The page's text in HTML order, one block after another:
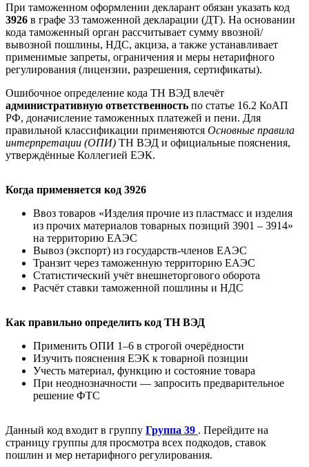
При таможенном оформлении декларант обязан указать код
3926 в графе 33 таможенной декларации (ДТ). На основании
кода таможенный орган рассчитывает сумму ввозной/
вывозной пошлины, НДС, акциза, а также устанавливает
применимые запреты, ограничения и меры нетарифного
регулирования (лицензии, разрешения, сертификаты).
Ошибочное определение кода ТН ВЭД влечёт
административную ответственность по статье 16.2 КоАП
РФ, доначисление таможенных платежей и пени. Для
правильной классификации применяются Основные правила
интерпретации (ОПИ) ТН ВЭД и официальные пояснения,
утверждённые Коллегией ЕЭК.
Когда применяется код 3926
Ввоз товаров «Изделия прочие из пластмасс и изделия
из прочих материалов товарных позиций 3901 – 3914»
на территорию ЕАЭС
Вывоз (экспорт) из государств-членов ЕАЭС
Транзит через таможенную территорию ЕАЭС
Статистический учёт внешнеторгового оборота
Расчёт ставки таможенной пошлины и НДС
Как правильно определить код ТН ВЭД
Применить ОПИ 1–6 в строгой очерёдности
Изучить пояснения ЕЭК к товарной позиции
Учесть материал, функцию и состояние товара
При неоднозначности — запросить предварительное
решение ФТС
Данный код входит в группу Группа 39 . Перейдите на
страницу группы для просмотра всех подкодов, ставок
пошлин и мер нетарифного регулирования.